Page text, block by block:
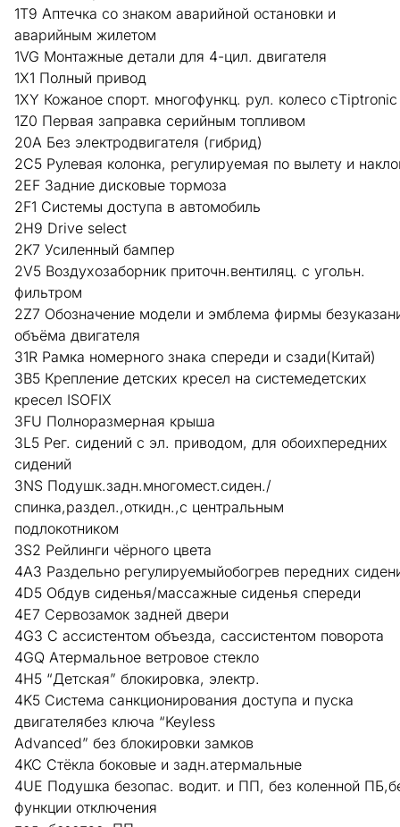
1T9 Аптечка со знаком аварийной остановки и
аварийным жилетом
1VG Монтажные детали для 4-цил. двигателя
1X1 Полный привод
1XY Кожаное спорт. многофункц. рул. колесо сTiptronic
1Z0 Первая заправка серийным топливом
20A Без электродвигателя (гибрид)
2C5 Рулевая колонка, регулируемая по вылету и
2EF Задние дисковые тормоза
2F1 Системы доступа в автомобиль
2H9 Drive select
2K7 Усиленный бампер
2V5 Воздухозаборник приточн.вентиляц. с угольн.
фильтром
2Z7 Обозначение модели и эмблема фирмы
объёма двигателя
31R Рамка номерного знака спереди и сзади(Китай)
3B5 Крепление детских кресел на системедетских
кресел ISOFIX
3FU Полноразмерная крыша
3L5 Рег. сидений с эл. приводом, для обоихпередних
сидений
3NS Подушк.задн.многомест.сиден./
спинка,раздел.,откидн.,с центральным
подлокотником
3S2 Рейлинги чёрного цвета
4A3 Раздельно регулируемыйобогрев передних
4D5 Обдув сиденья/массажные сиденья спереди
4E7 Сервозамок задней двери
4G3 С ассистентом объезда, сассистентом поворота
4GQ Атермальное ветровое стекло
4H5 “Детская” блокировка, электр.
4K5 Система санкционирования доступа и пуска
двигателябез ключа “Keyless
Advanced” без блокировки замков
4KC Стёкла боковые и задн.атермальные
4UE Подушка безопас. водит. и ПП, без коленной
функции отключения